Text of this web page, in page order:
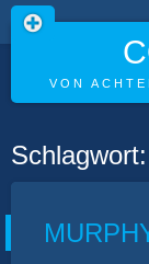
VON
Skip
Schlagwort: